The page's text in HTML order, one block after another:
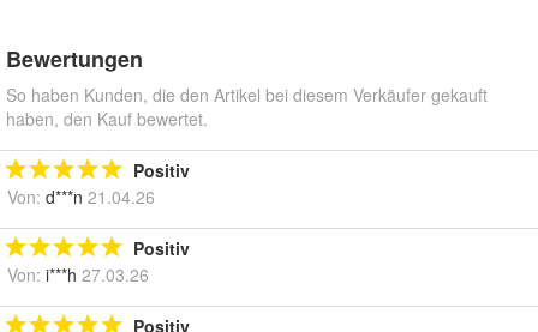
Bewertungen
So haben Kunden, die den Artikel bei diesem Verkäufer gekauft
haben, den Kauf bewertet.
Positiv
Von: d***n 21.04.26
Positiv
Von: i***h 27.03.26
Positiv